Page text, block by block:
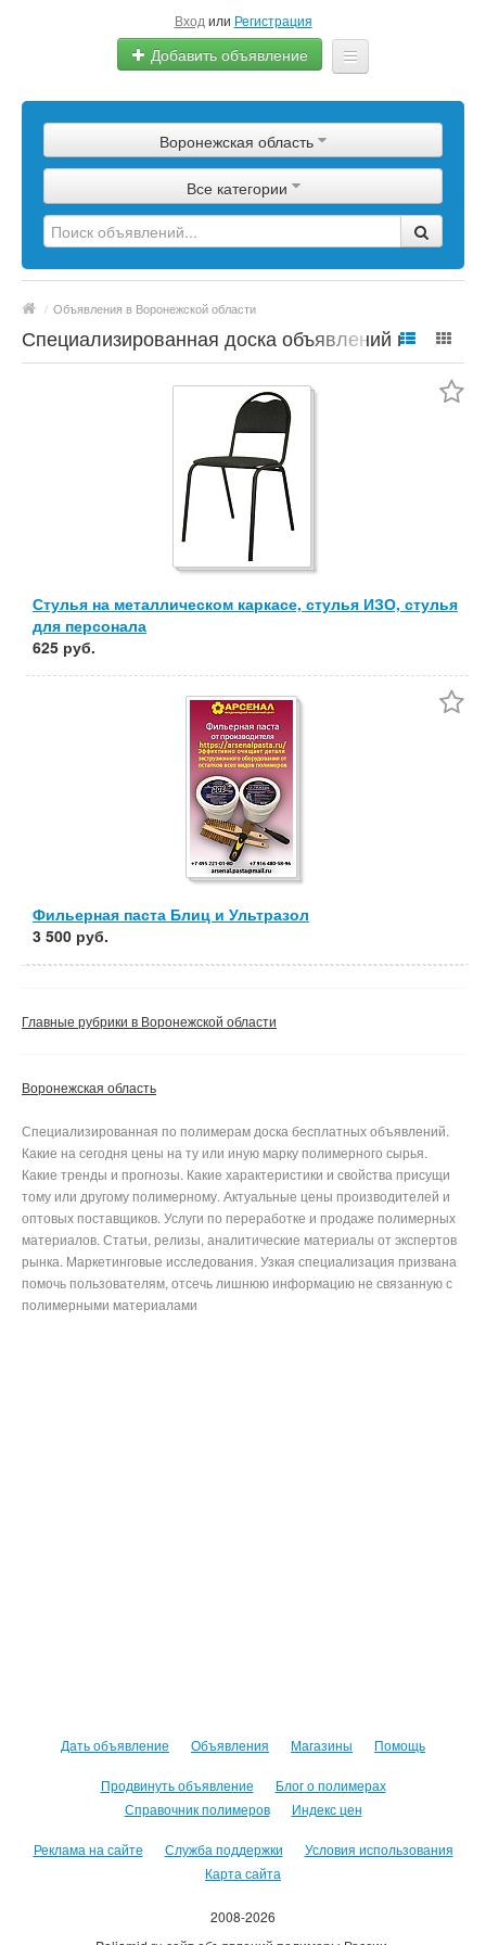
Вход или Регистрация
Добавить объявление
Сырье
Изделия
Оборудование
Еще
Воронежская область
Все категории
/ Объявления в Воронежской области
Специализированная доска объявлений по
Стулья на металлическом каркасе, стулья ИЗО, стулья
для персонала
625 руб.
Фильерная паста Блиц и Ультразол
3 500 руб.
Главные рубрики в Воронежской области
Воронежская область
Специализированная по полимерам доска бесплатных объявлений.
Какие на сегодня цены на ту или иную марку полимерного сырья.
Какие тренды и прогнозы. Какие характеристики и свойства присущи
тому или другому полимерному. Актуальные цены производителей и
оптовых поставщиков. Услуги по переработке и продаже полимерных
материалов. Статьи, релизы, аналитические материалы от экспертов
рынка. Маркетинговые исследования. Узкая специализация призвана
помочь пользователям, отсечь лишнюю информацию не связанную с
полимерными материалами
Дать объявление Объявления Магазины Помощь
Продвинуть объявление
Блог о полимерах
Справочник полимеров
Индекс цен
Реклама на сайте Служба поддержки
Условия использования
Карта сайта
2008-2026